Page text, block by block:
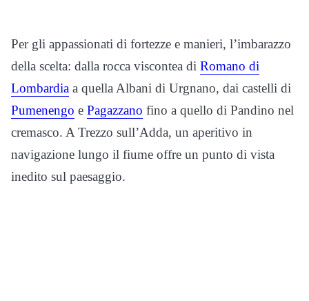
Per gli appassionati di fortezze e manieri, l’imbarazzo
della scelta: dalla rocca viscontea di Romano di
Lombardia a quella Albani di Urgnano, dai castelli di
Pumenengo e Pagazzano fino a quello di Pandino nel
cremasco. A Trezzo sull’Adda, un aperitivo in
navigazione lungo il fiume offre un punto di vista
inedito sul paesaggio.